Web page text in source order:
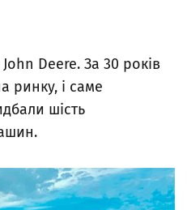
Deere. За 30 років
ринку, і саме
шість